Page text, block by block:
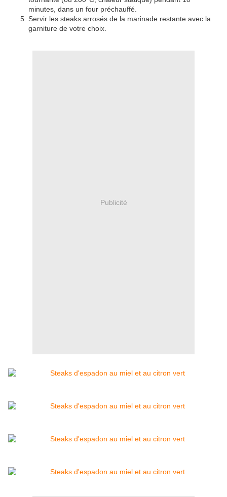
minutes, dans un four préchauffé.
Servir les steaks arrosés de la marinade restante avec la
garniture de votre choix.
Publicité